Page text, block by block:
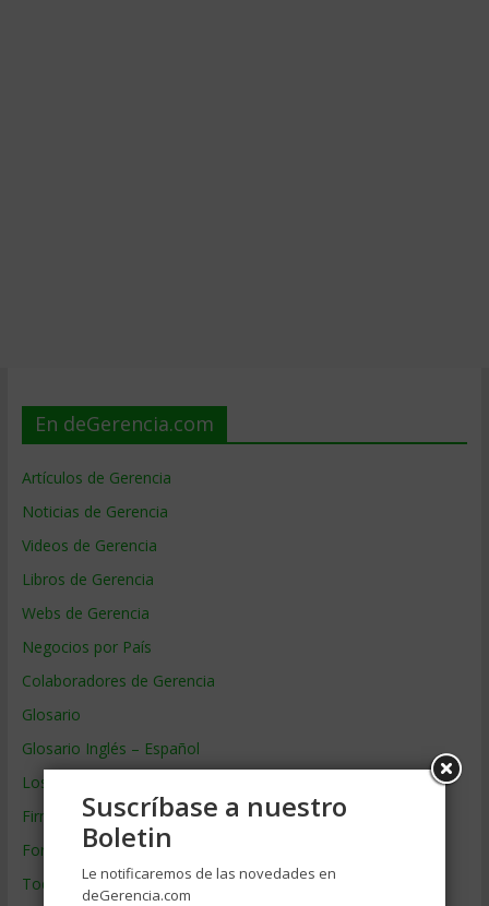
En deGerencia.com
Artículos de Gerencia
Noticias de Gerencia
Videos de Gerencia
Libros de Gerencia
Webs de Gerencia
Negocios por País
Colaboradores de Gerencia
Glosario
Glosario Inglés – Español
Los mejores MBA
Firmas de Gerencia
Formación de Gerencia
Todos los Temas
Suscríbase a nuestro
Boletin
Le notificaremos de las novedades en
deGerencia.com